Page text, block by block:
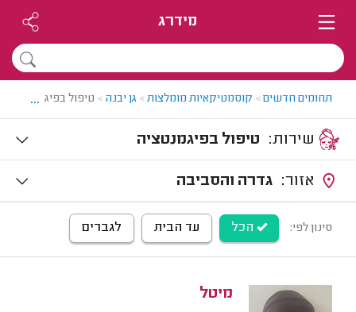
מידרג
תחומים חדשים> קוסמטיקאיות מומלצות> גן יבנה > טיפול בפיגמנטציה
...
טיפול בפיגמנטציה
גדרה והסביבה
סינון לפי: הכל עד הבית לגברים
מיטל